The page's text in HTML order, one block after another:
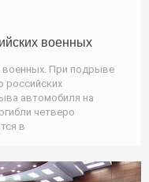
военных
военных. При подрыве
российских
автомобиля на
четверо
в